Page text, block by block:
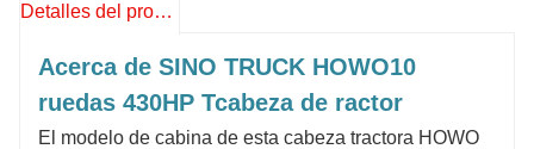
Marca: TIMA Detalles del producto
Acerca de SINO TRUCK HOWO10
ruedas 430HP Tcabeza de ractor
El modelo de cabina de esta cabeza tractora HOWO